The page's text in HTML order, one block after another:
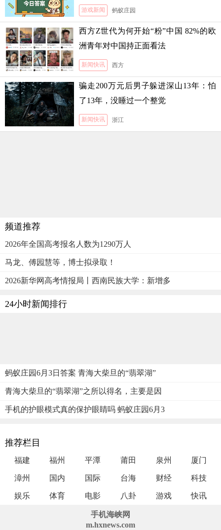
游戏新闻 蚂蚁庄园
西方Z世代为何开始“粉”中国 82%的欧
洲青年对中国持正面看法
新闻快讯 西方
骗走200万元后男子躲进深山13年：怕
了13年，没睡过一个整觉
新闻快讯 浙江
频道推荐
2026年全国高考报名人数为1290万人
马龙、傅园慧等，博士拟录取！
2026新华网高考情报局丨西南民族大学：新增多
24小时新闻排行
蚂蚁庄园6月3日答案 青海大柴旦的“翡翠湖”
青海大柴旦的“翡翠湖”之所以得名，主要是因
手机的护眼模式真的保护眼睛吗 蚂蚁庄园6月3
推荐栏目
福建 福州 平潭 莆田 泉州 厦门
漳州 国内 国际 台海 财经 科技
娱乐 体育 电影 八卦 游戏 快讯
手机海峡网
m.hxnews.com